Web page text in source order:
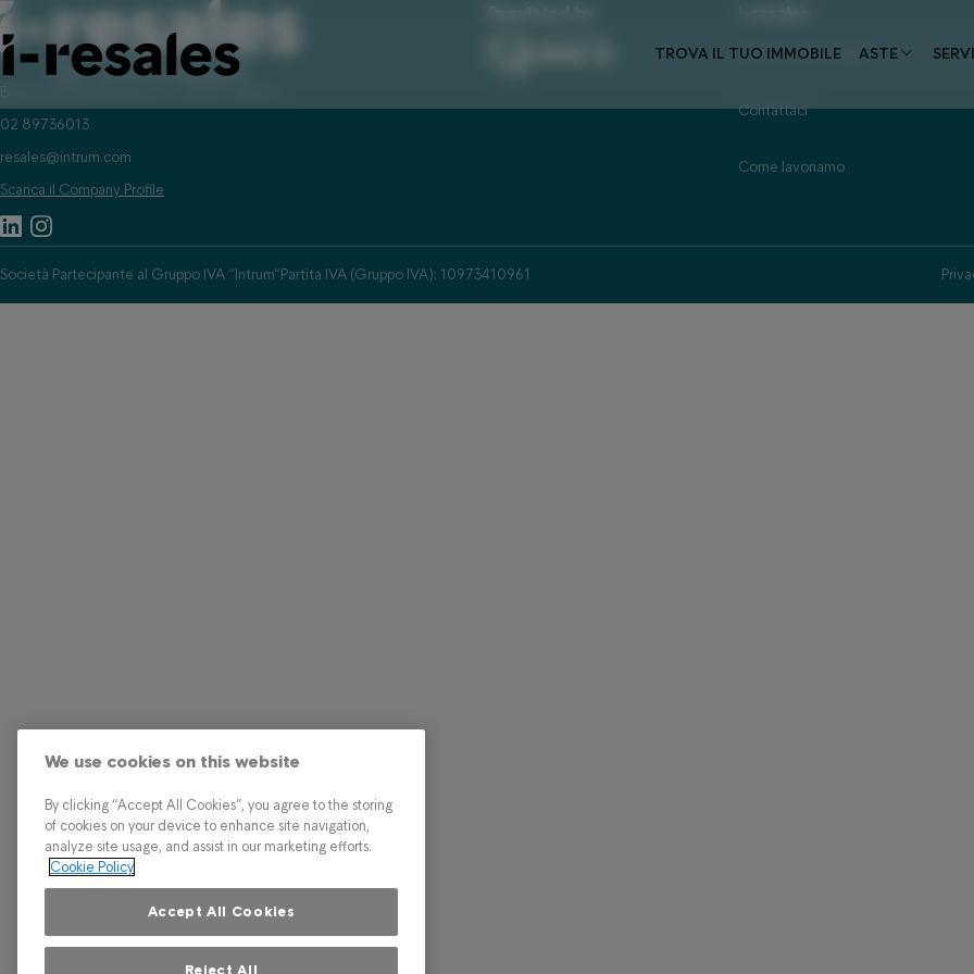
TROVA IL TUO IMMOBILE ASTE
02 89736013
resales@intrum.com
Scarica il Company Profile
Trova il tuo immobile
Contattaci
Come lavoriamo
Società Partecipante al Gruppo IVA “Intrum”Partita IVA (Gruppo IVA): 10973410961
We use cookies on this website
By clicking “Accept All Cookies”, you agree to the storing
of cookies on your device to enhance site navigation,
analyze site usage, and assist in our marketing efforts.
Cookie Policy
Accept All Cookies
Reject All